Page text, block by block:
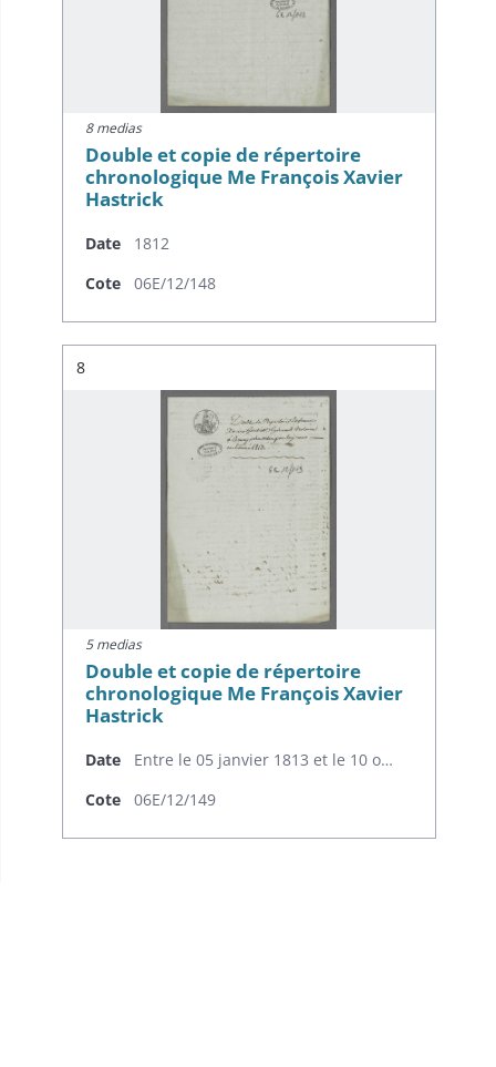
8 medias
Double et copie de répertoire
chronologique Me François Xavier
Hastrick
Date
1812
Cote
06E/12/148
Résultat n°
8
5 medias
Double et copie de répertoire
chronologique Me François Xavier
Hastrick
Date
Entre le 05 janvier 1813 et le 10 octobre 1813
Cote
06E/12/149